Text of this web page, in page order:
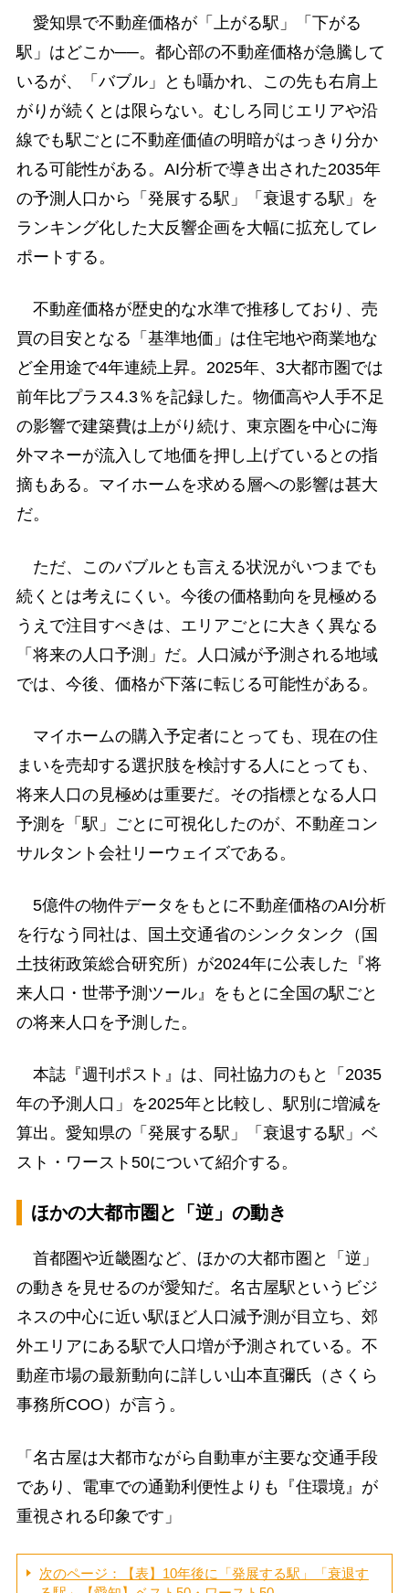
愛知県で不動産価格が「上がる駅」「下がる
駅」はどこか──。都心部の不動産価格が急騰して
いるが、「バブル」とも囁かれ、この先も右肩上
がりが続くとは限らない。むしろ同じエリアや沿
線でも駅ごとに不動産価値の明暗がはっきり分か
れる可能性がある。AI分析で導き出された2035年
の予測人口から「発展する駅」「衰退する駅」を
ランキング化した大反響企画を大幅に拡充してレ
ポートする。
不動産価格が歴史的な水準で推移しており、売
買の目安となる「基準地価」は住宅地や商業地な
ど全用途で4年連続上昇。2025年、3大都市圏では
前年比プラス4.3％を記録した。物価高や人手不足
の影響で建築費は上がり続け、東京圏を中心に海
外マネーが流入して地価を押し上げているとの指
摘もある。マイホームを求める層への影響は甚大
だ。
ただ、このバブルとも言える状況がいつまでも
続くとは考えにくい。今後の価格動向を見極める
うえで注目すべきは、エリアごとに大きく異なる
「将来の人口予測」だ。人口減が予測される地域
では、今後、価格が下落に転じる可能性がある。
マイホームの購入予定者にとっても、現在の住
まいを売却する選択肢を検討する人にとっても、
将来人口の見極めは重要だ。その指標となる人口
予測を「駅」ごとに可視化したのが、不動産コン
サルタント会社リーウェイズである。
5億件の物件データをもとに不動産価格のAI分析
を行なう同社は、国土交通省のシンクタンク（国
土技術政策総合研究所）が2024年に公表した『将
来人口・世帯予測ツール』をもとに全国の駅ごと
の将来人口を予測した。
本誌『週刊ポスト』は、同社協力のもと「2035
年の予測人口」を2025年と比較し、駅別に増減を
算出。愛知県の「発展する駅」「衰退する駅」ベ
スト・ワースト50について紹介する。
ほかの大都市圏と「逆」の動き
首都圏や近畿圏など、ほかの大都市圏と「逆」
の動きを見せるのが愛知だ。名古屋駅というビジ
ネスの中心に近い駅ほど人口減予測が目立ち、郊
外エリアにある駅で人口増が予測されている。不
動産市場の最新動向に詳しい山本直彌氏（さくら
事務所COO）が言う。
「名古屋は大都市ながら自動車が主要な交通手段
であり、電車での通勤利便性よりも『住環境』が
重視される印象です」
次のページ：【表】10年後に「発展する駅」「衰退す